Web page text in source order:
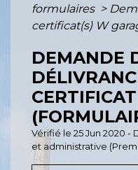
formulaires >
certificat(s) W
DEMANDE
Vérifié le 25 Jun 2020
et administrative